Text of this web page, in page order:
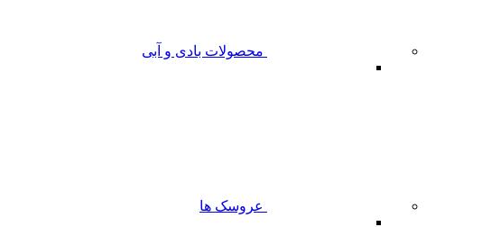
محصولات بادی و آبی
عروسک ها